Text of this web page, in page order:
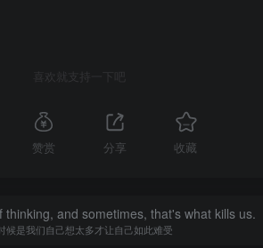
喜欢就支持一下吧
赞赏 分享 收藏
thinking, and sometimes, that's what kills us.
候是我们自己想太多才让自己如此难受